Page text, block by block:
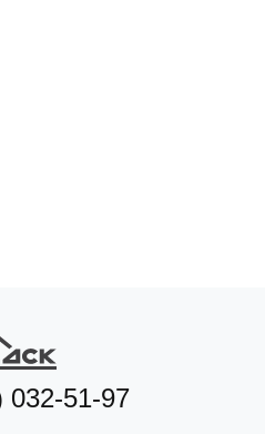
032-51-97